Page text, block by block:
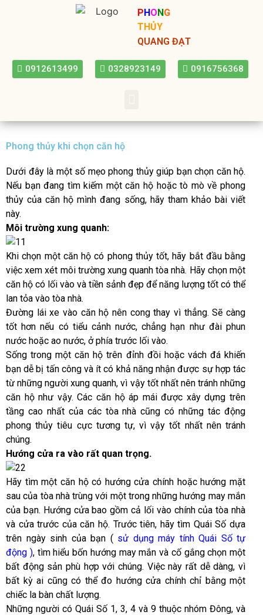
PHONG
THỦY
QUANG ĐẠT
0912613499 0328923149 0916756368
Phong thủy khi chọn căn hộ
Dưới đây là một số mẹo phong thủy giúp bạn chọn căn hộ.
Nếu bạn đang tìm kiếm một căn hộ hoặc tò mò về phong
thủy của căn hộ mình đang sống, hãy tham khảo bài viết
này.
Môi trường xung quanh:
Khi chọn một căn hộ có phong thủy tốt, hãy bắt đầu bằng
việc xem xét môi trường xung quanh tòa nhà. Hãy chọn một
căn hộ có lối vào và tiền sảnh đẹp để năng lượng tốt có thể
lan tỏa vào tòa nhà.
Đường lái xe vào căn hộ nên cong thay vì thẳng. Sẽ càng
tốt hơn nếu có tiểu cảnh nước, chẳng hạn như đài phun
nước hoặc ao nước, ở phía trước lối vào.
Sống trong một căn hộ trên đỉnh đồi hoặc vách đá khiến
bạn dễ bị tấn công và ít có khả năng nhận được sự hợp tác
từ những người xung quanh, vì vậy tốt nhất nên tránh những
căn hộ như vậy. Các căn hộ áp mái được xây dựng trên
tầng cao nhất của các tòa nhà cũng có những tác động
phong thủy tiêu cực tương tự, vì vậy tốt nhất nên tránh
chúng.
Hướng cửa ra vào rất quan trọng.
Hãy tìm một căn hộ có hướng cửa chính hoặc hướng mặt
sau của tòa nhà trùng với một trong những hướng may mắn
của bạn. Hướng cửa bao gồm cả lối vào chính của tòa nhà
và cửa trước của căn hộ. Trước tiên, hãy tìm Quái Số dựa
trên ngày sinh của bạn ( sử dụng máy tính Quái Số tự
động ), tìm hiểu bốn hướng may mắn và cố gắng chọn một
bất động sản phù hợp với chúng. Việc này rất dễ dàng, vì
bất kỳ ai cũng có thể đo hướng cửa chính chỉ bằng một
chiếc la bàn chất lượng.
Những người có Quái Số 1, 3, 4 và 9 thuộc nhóm Đông, và